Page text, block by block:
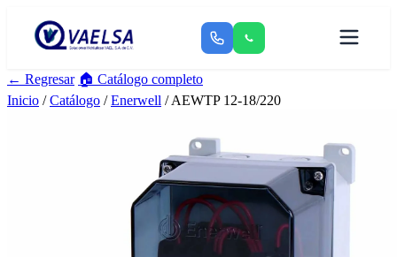
← Regresar 🏠 Catálogo completo
Inicio /Catálogo /Enerwell / AEWTP 12-18/220